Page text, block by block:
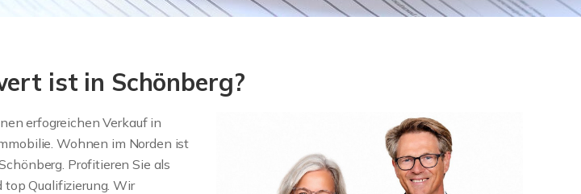
ist in Schönberg?
erfogreichen Verkauf in
Wohnen im Norden ist
Profitieren Sie als
top Qualifizierung. Wir